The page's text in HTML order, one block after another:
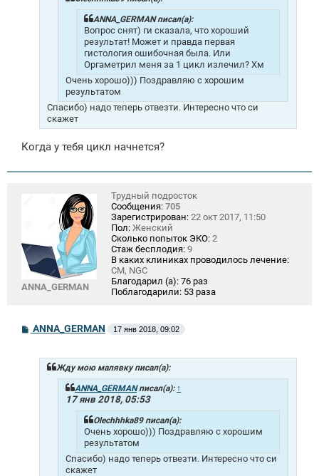
ANNA_GERMAN писал(а):
Вопрос снят) ги сказала, что хороший
результат! Может и правда первая
гистология ошибочная была. Или
Оргаметрил меня за 1 цикл излечил? Хм
Очень хорошо))) Поздравляю с хорошим
результатом
Спасибо) надо теперь отвезти. Интересно что си
скажет
Когда у тебя цикл начнется?
ANNA_GERMAN
Трудный подросток
Сообщения: 705
Зарегистрирован: 22 окт 2017, 11:50
Пол: Женский
Сколько попыток ЭКО: 2
Стаж бесплодия: 9
В каких клиниках проводилось лечение:
СМ, NGC
Благодарил (а): 76 раз
Поблагодарили: 53 раза
С
о
ANNA_GERMAN 17 янв 2018, 09:02
Жду мою малявку писал(а):
ANNA_GERMANписал(а): ↑
17 янв 2018, 05:53
Olechhhka89 писал(а):
Очень хорошо))) Поздравляю с хорошим
результатом
Спасибо) надо теперь отвезти. Интересно что си
скажет